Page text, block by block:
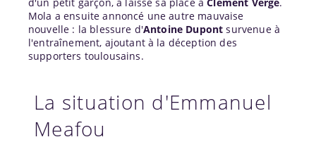
d'un petit garçon, a laissé sa place àClément Vergé.
Mola a ensuite annoncé une autre mauvaise
nouvelle : la blessure d'Antoine Dupont survenue à
l'entraînement, ajoutant à la déception des
supporters toulousains.
La situation d'Emmanuel
Meafou